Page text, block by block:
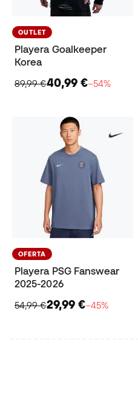
OUTLET
Playera Goalkeeper
Korea
89,99 €40,99 €−54%
OFERTA
Playera PSG Fanswear
2025-2026
54,99 €29,99 €−45%